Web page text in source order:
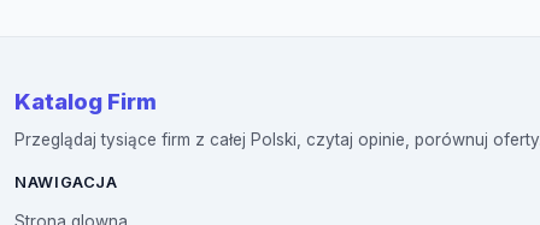
Katalog Firm
Przeglądaj tysiące firm z całej Polski, czytaj opinie, porównuj
NAWIGACJA